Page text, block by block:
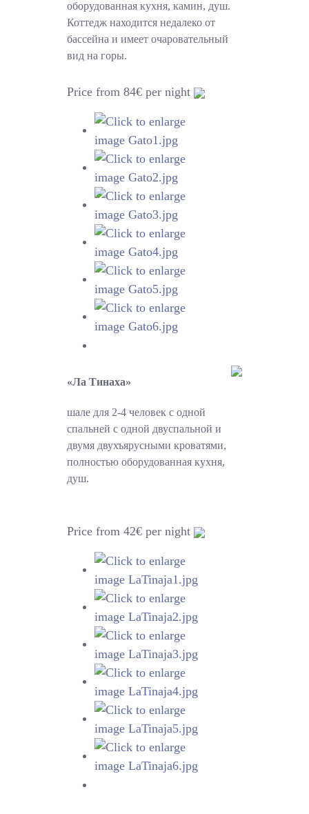
оборудованная кухня, камин, душ.
Коттедж находится недалеко от
бассейна и имеет очаровательный
вид на горы.
Price from 84€ per night
«Ла Тинаха»
шале для 2-4 человек с одной
спальней с одной двуспальной и
двумя двухъярусными кроватями,
полностью оборудованная кухня,
душ.
Price from 42€ per night